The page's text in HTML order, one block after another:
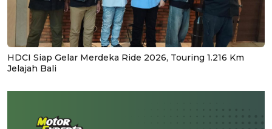
HDCI Siap Gelar Merdeka Ride 2026, Touring 1.216 Km
Jelajah Bali